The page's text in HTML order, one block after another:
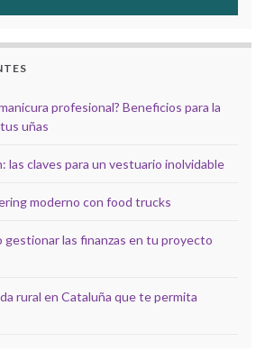
profesional? Beneficios para la
uñas
las claves para un vestuario inolvidable
moderno con food trucks
gestionar las finanzas en tu proyecto
rural en Cataluña que te permita